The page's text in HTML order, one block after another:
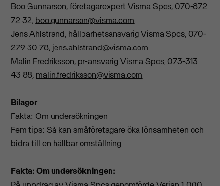
Boo Gunnarson, företagarexpert Visma Spcs, 070-872
72 32, boo.gunnarson@visma.com
Jens Ahlstrand, hållbarhetsansvarig Visma Spcs, 070-
279 30 78, jens.ahlstrand@visma.com
Malin Fredriksson, pr-ansvarig Visma Spcs, 073-313
43 88, malin.fredriksson@visma.com
Bilagor
Fakta: Om undersökningen
Fem tips: Så kan småföretagare öka lönsamheten och
bidra till en hållbar omställning
Fakta: Om undersökningen: